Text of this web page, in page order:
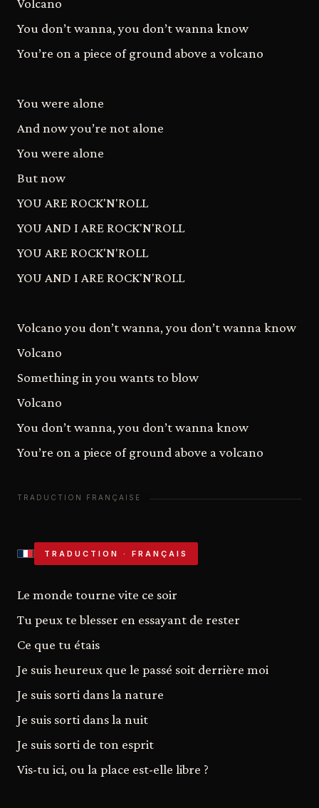
Volcano
You don’t wanna, you don’t wanna know
You’re on a piece of ground above a volcano
You were alone
And now you’re not alone
You were alone
But now
YOU ARE ROCK'N'ROLL
YOU AND I ARE ROCK'N'ROLL
YOU ARE ROCK'N'ROLL
YOU AND I ARE ROCK'N'ROLL
Volcano you don’t wanna, you don’t wanna know
Volcano
Something in you wants to blow
Volcano
You don’t wanna, you don’t wanna know
You’re on a piece of ground above a volcano
TRADUCTION · FRANÇAIS
Le monde tourne vite ce soir
Tu peux te blesser en essayant de rester
Ce que tu étais
Je suis heureux que le passé soit derrière moi
Je suis sorti dans la nature
Je suis sorti dans la nuit
Je suis sorti de ton esprit
Vis-tu ici, ou la place est-elle libre ?